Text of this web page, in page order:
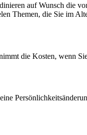
auf Wunsch die
Themen, die Sie im
die Kosten, wenn